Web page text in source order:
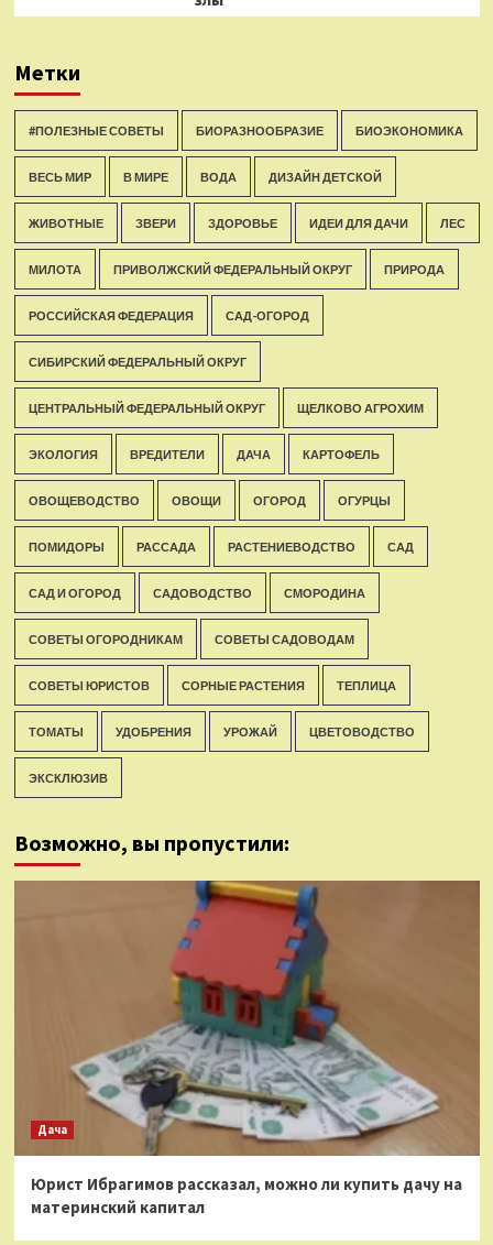
Метки
#ПОЛЕЗНЫЕ СОВЕТЫ БИОРАЗНООБРАЗИЕ БИОЭКОНОМИКА
ВЕСЬ МИР В МИРЕ ВОДА ДИЗАЙН ДЕТСКОЙ
ЖИВОТНЫЕ ЗВЕРИ ЗДОРОВЬЕ ИДЕИ ДЛЯ ДАЧИ ЛЕС
МИЛОТА ПРИВОЛЖСКИЙ ФЕДЕРАЛЬНЫЙ ОКРУГ ПРИРОДА
РОССИЙСКАЯ ФЕДЕРАЦИЯ САД-ОГОРОД
СИБИРСКИЙ ФЕДЕРАЛЬНЫЙ ОКРУГ
ЦЕНТРАЛЬНЫЙ ФЕДЕРАЛЬНЫЙ ОКРУГ ЩЕЛКОВО АГРОХИМ
ЭКОЛОГИЯ ВРЕДИТЕЛИ ДАЧА КАРТОФЕЛЬ
ОВОЩЕВОДСТВО ОВОЩИ ОГОРОД ОГУРЦЫ
ПОМИДОРЫ РАССАДА РАСТЕНИЕВОДСТВО САД
САД И ОГОРОД САДОВОДСТВО СМОРОДИНА
СОВЕТЫ ОГОРОДНИКАМ СОВЕТЫ САДОВОДАМ
СОВЕТЫ ЮРИСТОВ СОРНЫЕ РАСТЕНИЯ ТЕПЛИЦА
ТОМАТЫ УДОБРЕНИЯ УРОЖАЙ ЦВЕТОВОДСТВО
ЭКСКЛЮЗИВ
Возможно, вы пропустили:
Дача
Юрист Ибрагимов рассказал, можно ли купить дачу на
материнский капитал